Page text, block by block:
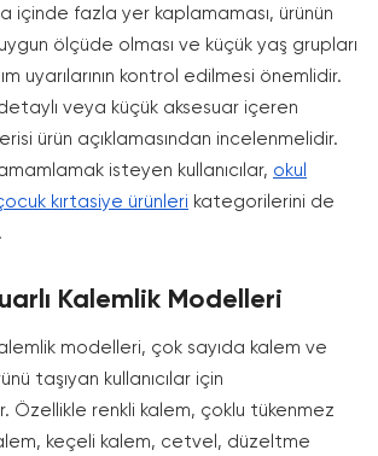
içinde fazla yer kaplamaması, ürünün
ölçüde olması ve küçük yaş grupları
uyarılarının kontrol edilmesi önemlidir.
veya küçük aksesuar içeren
ürün açıklamasından incelenmelidir.
isteyen kullanıcılar, okul
kırtasiye ürünleri kategorilerini de
Kalemlik Modelleri
modelleri, çok sayıda kalem ve
taşıyan kullanıcılar için
Özellikle renkli kalem, çoklu tükenmez
keçeli kalem, cetvel, düzeltme